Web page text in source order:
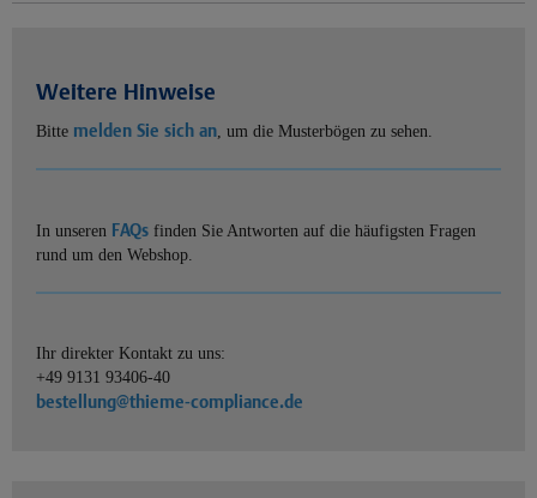
Weitere Hinweise
Bitte melden Sie sich an, um die Musterbögen zu sehen.
In unseren FAQs finden Sie Antworten auf die häufigsten Fragen
rund um den Webshop.
Ihr direkter Kontakt zu uns:
+49 9131 93406-40
bestellung@thieme-compliance.de